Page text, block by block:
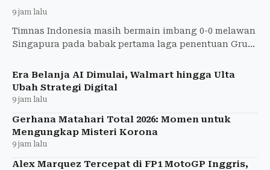
9 jam lalu
Timnas Indonesia masih bermain imbang 0-0 melawan
Singapura pada babak pertama laga penentuan Grup
memanfaa
Era Belanja AI Dimulai, Walmart hingga Ulta
Ubah Strategi Digital
9 jam lalu
Gerhana Matahari Total 2026: Momen untuk
Mengungkap Misteri Korona
9 jam lalu
Alex Marquez Tercepat di FP1 MotoGP Inggris,